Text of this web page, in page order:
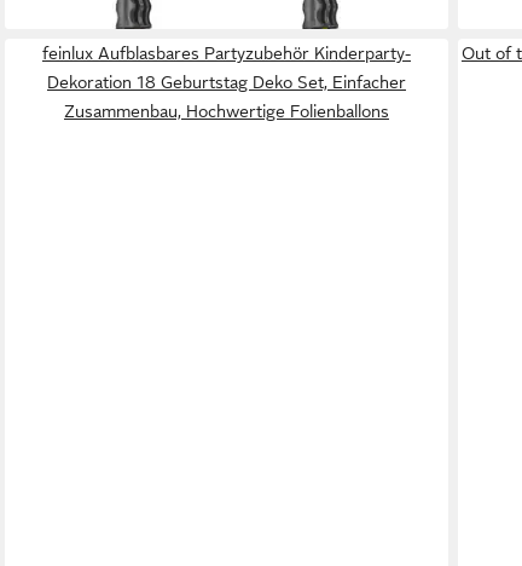
feinlux Aufblasbares Partyzubehör Kinderparty-
Dekoration 18 Geburtstag Deko Set, Einfacher
Zusammenbau, Hochwertige Folienballons
Out of